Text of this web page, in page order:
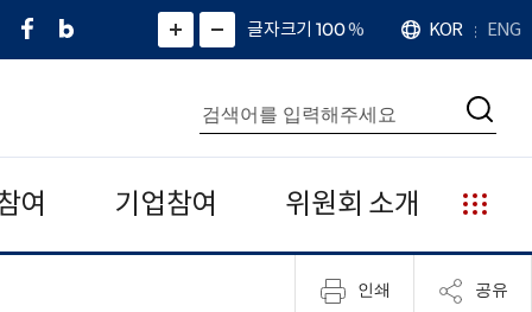
페
네
그
)
화
면
면
소
확
대
치
글자크기 100%
언
어
KOR ENG
통
합
검
색
검
여 기업참여 위원회 소개
누
리
집
인쇄 공유